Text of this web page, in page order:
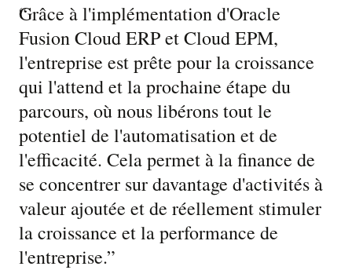
“
Grâce à l'implémentation d'Oracle
Fusion Cloud ERP et Cloud EPM,
l'entreprise est prête pour la croissance
qui l'attend et la prochaine étape du
parcours, où nous libérons tout le
potentiel de l'automatisation et de
l'efficacité. Cela permet à la finance de
se concentrer sur davantage d'activités à
valeur ajoutée et de réellement stimuler
la croissance et la performance de
l'entreprise.”